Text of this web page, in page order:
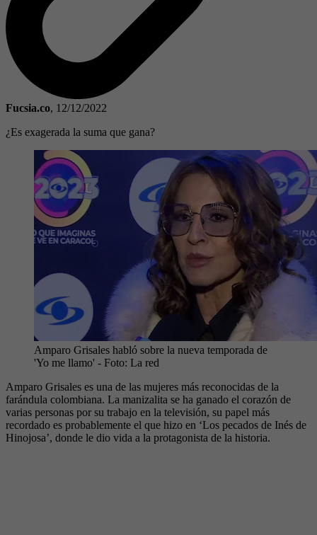
Fucsia.co, 12/12/2022
¿Es exagerada la suma que gana?
Amparo Grisales habló sobre la nueva temporada de
'Yo me llamo' - Foto: La red
Amparo Grisales es una de las mujeres más reconocidas de la
farándula colombiana. La manizalita se ha ganado el corazón de
varias personas por su trabajo en la televisión, su papel más
recordado es probablemente el que hizo en ‘Los pecados de Inés de
Hinojosa’, donde le dio vida a la protagonista de la historia.